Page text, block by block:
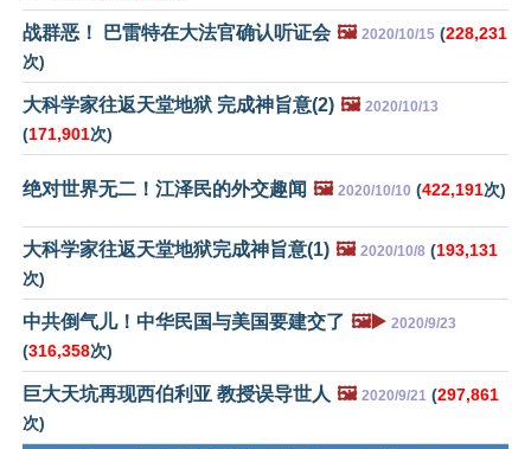
战群恶！ 巴雷特在大法官确认听证会 🖼️ 2020/10/15 (228,231
次)
大科学家往返天堂地狱 完成神旨意(2) 🖼️ 2020/10/13
(171,901次)
绝对世界无二！江泽民的外交趣闻 🖼️ 2020/10/10 (422,191次)
大科学家往返天堂地狱完成神旨意(1) 🖼️ 2020/10/8 (193,131
次)
中共倒气儿！中华民国与美国要建交了 🖼️▶️ 2020/9/23
(316,358次)
巨大天坑再现西伯利亚 教授误导世人 🖼️ 2020/9/21 (297,861
次)